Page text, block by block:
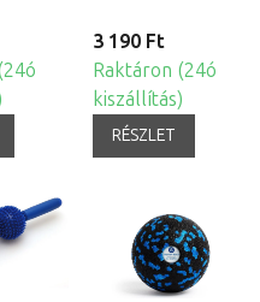
3 190 Ft
Raktáron (24ó
kiszállítás)
RÉSZLET